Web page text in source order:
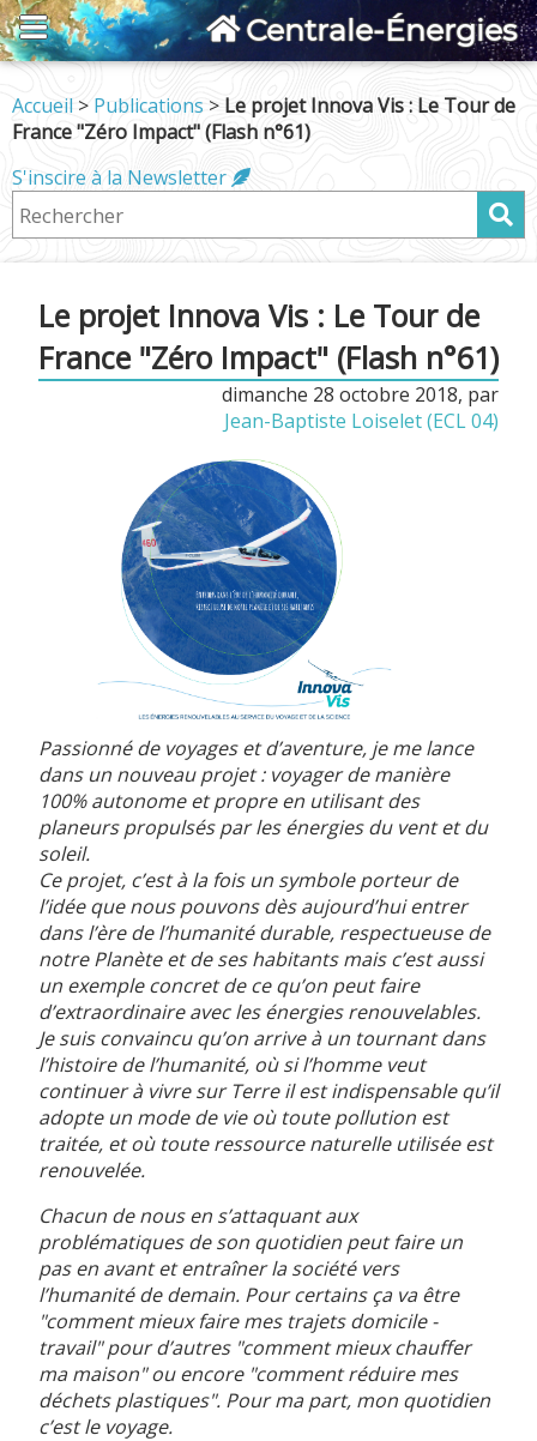
Centrale-Énergies
Accueil > Publications > Le projet Innova Vis : Le Tour de
France "Zéro Impact" (Flash n°61)
S'inscire à la Newsletter
Le projet Innova Vis : Le Tour de
France "Zéro Impact" (Flash n°61)
dimanche 28 octobre 2018, par
Jean-Baptiste Loiselet (ECL 04)
Passionné de voyages et d’aventure, je me lance
dans un nouveau projet : voyager de manière
100% autonome et propre en utilisant des
planeurs propulsés par les énergies du vent et du
soleil.
Ce projet, c’est à la fois un symbole porteur de
l’idée que nous pouvons dès aujourd’hui entrer
dans l’ère de l’humanité durable, respectueuse de
notre Planète et de ses habitants mais c’est aussi
un exemple concret de ce qu’on peut faire
d’extraordinaire avec les énergies renouvelables.
Je suis convaincu qu’on arrive à un tournant dans
l’histoire de l’humanité, où si l’homme veut
continuer à vivre sur Terre il est indispensable qu’il
adopte un mode de vie où toute pollution est
traitée, et où toute ressource naturelle utilisée est
renouvelée.
Chacun de nous en s’attaquant aux
problématiques de son quotidien peut faire un
pas en avant et entraîner la société vers
l’humanité de demain. Pour certains ça va être
"comment mieux faire mes trajets domicile -
travail" pour d’autres "comment mieux chauffer
ma maison" ou encore "comment réduire mes
déchets plastiques". Pour ma part, mon quotidien
c’est le voyage.